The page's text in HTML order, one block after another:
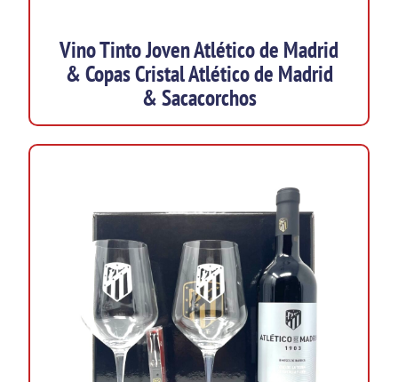
Vino Tinto Joven Atlético de Madrid
& Copas Cristal Atlético de Madrid
& Sacacorchos